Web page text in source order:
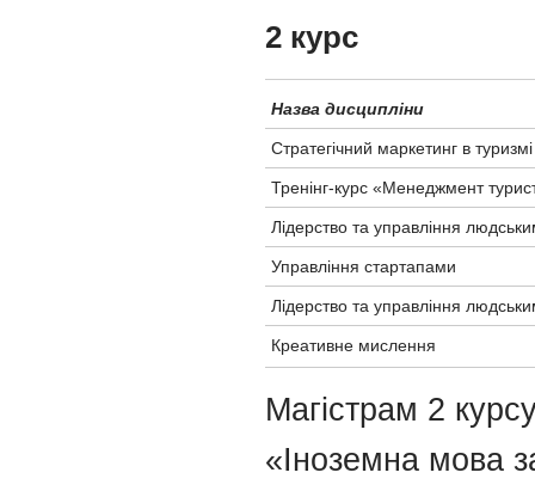
2 курс
Назва дисципліни
Стратегічний маркетинг в туризмі
Тренінг-курс «Менеджмент
Лідерство та управління
Управління стартапами
Лідерство та управління
Креативне мислення
Магістрам 2
«Іноземна мова